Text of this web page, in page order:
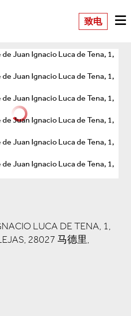
致电
LUCA DE TENA, 1,
28027 马德里,